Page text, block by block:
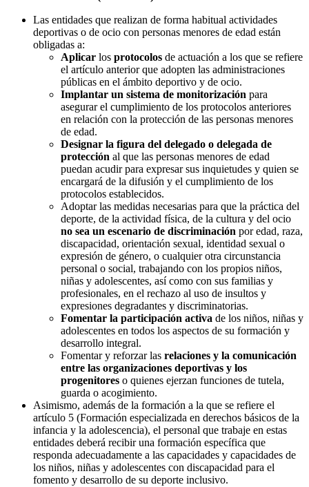
Las entidades que realizan de forma habitual actividades
deportivas o de ocio con personas menores de edad están
obligadas a:
Aplicar los protocolos de actuación a los que se refiere
el artículo anterior que adopten las administraciones
públicas en el ámbito deportivo y de ocio.
Implantar un sistema de monitorización para
asegurar el cumplimiento de los protocolos anteriores
en relación con la protección de las personas menores
de edad.
Designar la figura del delegado o delegada de
protección al que las personas menores de edad
puedan acudir para expresar sus inquietudes y quien se
encargará de la difusión y el cumplimiento de los
protocolos establecidos.
Adoptar las medidas necesarias para que la práctica del
deporte, de la actividad física, de la cultura y del ocio
no sea un escenario de discriminación por edad, raza,
discapacidad, orientación sexual, identidad sexual o
expresión de género, o cualquier otra circunstancia
personal o social, trabajando con los propios niños,
niñas y adolescentes, así como con sus familias y
profesionales, en el rechazo al uso de insultos y
expresiones degradantes y discriminatorias.
Fomentar la participación activa de los niños, niñas y
adolescentes en todos los aspectos de su formación y
desarrollo integral.
Fomentar y reforzar las relaciones y la comunicación
entre las organizaciones deportivas y los
progenitores o quienes ejerzan funciones de tutela,
guarda o acogimiento.
Asimismo, además de la formación a la que se refiere el
artículo 5 (Formación especializada en derechos básicos de la
infancia y la adolescencia), el personal que trabaje en estas
entidades deberá recibir una formación específica que
responda adecuadamente a las capacidades y capacidades de
los niños, niñas y adolescentes con discapacidad para el
fomento y desarrollo de su deporte inclusivo.